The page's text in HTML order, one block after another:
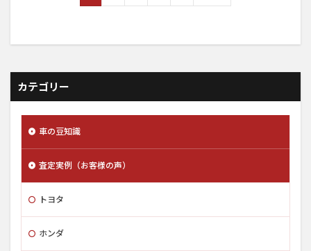
カテゴリー
車の豆知識
査定実例（お客様の声）
トヨタ
ホンダ